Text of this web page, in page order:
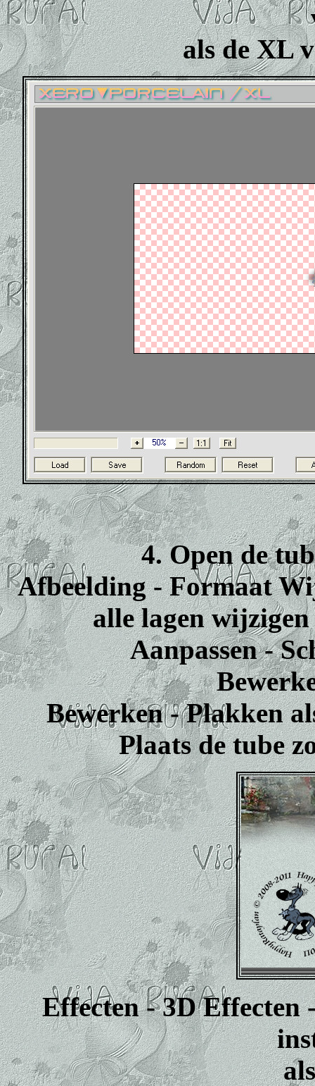
als de XL
4. Open de
Afbeelding - Formaat
alle lagen
Aanpassen -
Bewerken - Plakken
Plaats de tube
Effecten - 3D Effecten